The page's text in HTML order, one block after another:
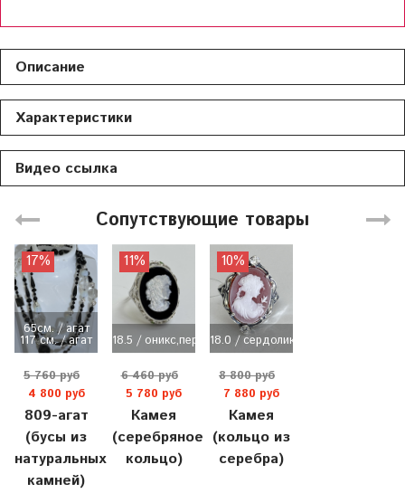
Описание
Характеристики
Видео ссылка
Сопутствующие товары
65см. / агат
117 см. / агат
17%
5 760 руб
4 800 руб
809-агат
(бусы из
натуральных
камней)
18.5 / оникс,перламутр / 6,...
11%
6 460 руб
5 780 руб
Камея
(серебряное
кольцо)
18.0 / сердолик
10%
8 800 руб
7 880 руб
Камея
(кольцо из
серебра)